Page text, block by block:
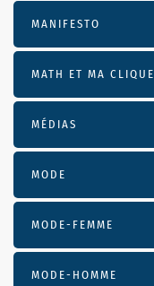
MANIFESTO
MATH ET MA CLIQUE
MÉDIAS
MODE
MODE-FEMME
MODE-HOMME